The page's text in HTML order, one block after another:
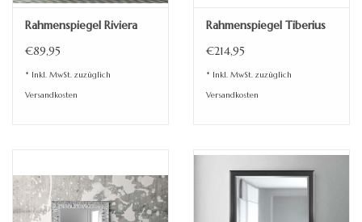
Rahmenspiegel Riviera
€89,95
* Inkl. MwSt. zuzüglich
Versandkosten
Rahmenspiegel Tiberius
€214,95
* Inkl. MwSt. zuzüglich
Versandkosten